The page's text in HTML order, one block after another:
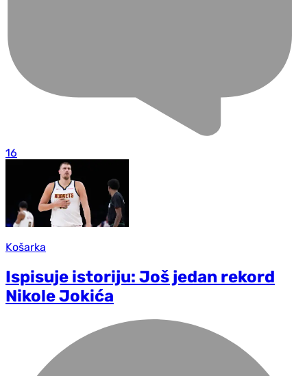
16
Košarka
Ispisuje istoriju: Još jedan rekord
Nikole Jokića